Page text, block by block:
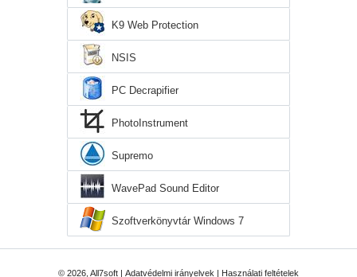
K9 Web Protection
NSIS
PC Decrapifier
PhotoInstrument
Supremo
WavePad Sound Editor
Szoftverkönyvtár Windows 7
© 2026, All7soft | Adatvédelmi irányelvek Használati feltételek